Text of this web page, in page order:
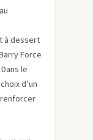
à dessert
Force
le
d’un